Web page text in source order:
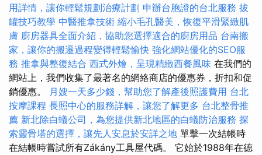
用詳情，讓你輕鬆規劃治療計劃 申辦台胞證的台北服務 拔
罐技巧教學 中醫推拿技術 縮小毛孔醫美，恢復平滑緊緻肌
膚 廚房器具全面介紹，協助您選擇適合的廚房用品 台南搬
家，讓你的搬遷過程變得輕鬆愉快 強化網站優化的SEO服
務 推拿與整復結合 西式外燴，呈現精緻西餐風味 在我們的
網站上，我們收集了最著名的網絡商店的優惠券，折扣和促
銷優惠。 月嫂一天多少錢，幫助您了解產後照護費用 台北
按摩課程 長照中心的服務詳解，讓您了解更多 台北整骨推
薦 新北除白蟻公司，為您提供新北地區的白蟻防治服務 探
索靈骨塔的選擇，讓先人安息於安詳之地 單擊一次結帳時
在結帳時嘗試所有Zákány工具屋代碼。 它始於1988年在德